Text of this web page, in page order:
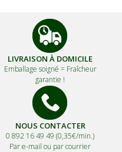
LIVRAISON À DOMICILE
Emballage soigné = Fraîcheur
garantie !
NOUS CONTACTER
0 892 16 49 49 (0,35€/min.)
Par e-mail ou par courrier